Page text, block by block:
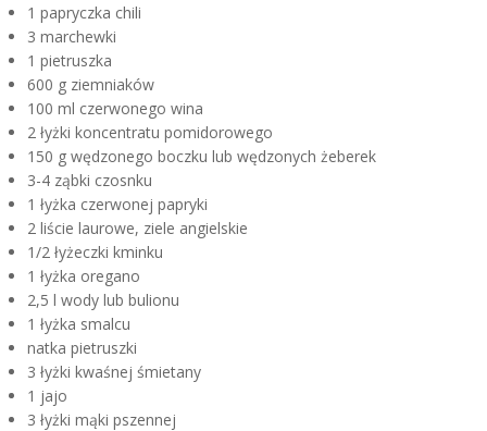
1 papryczka chili
3 marchewki
1 pietruszka
600 g ziemniaków
100 ml czerwonego wina
2 łyżki koncentratu pomidorowego
150 g wędzonego boczku lub wędzonych żeberek
3-4 ząbki czosnku
1 łyżka czerwonej papryki
2 liście laurowe, ziele angielskie
1/2 łyżeczki kminku
1 łyżka oregano
2,5 l wody lub bulionu
1 łyżka smalcu
natka pietruszki
3 łyżki kwaśnej śmietany
1 jajo
3 łyżki mąki pszennej